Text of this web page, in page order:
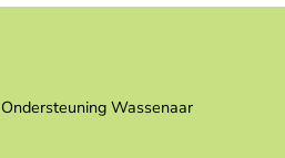
Wassenaar